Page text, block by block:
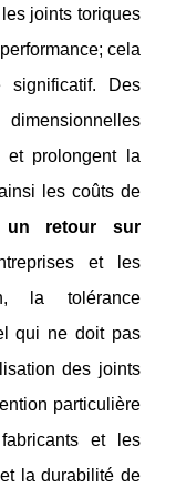
joints toriques
cela
significatif. Des
et prolongent la
les coûts de
un retour sur
et les
la tolérance
qui ne doit pas
des joints
particulière
et les
la durabilité de